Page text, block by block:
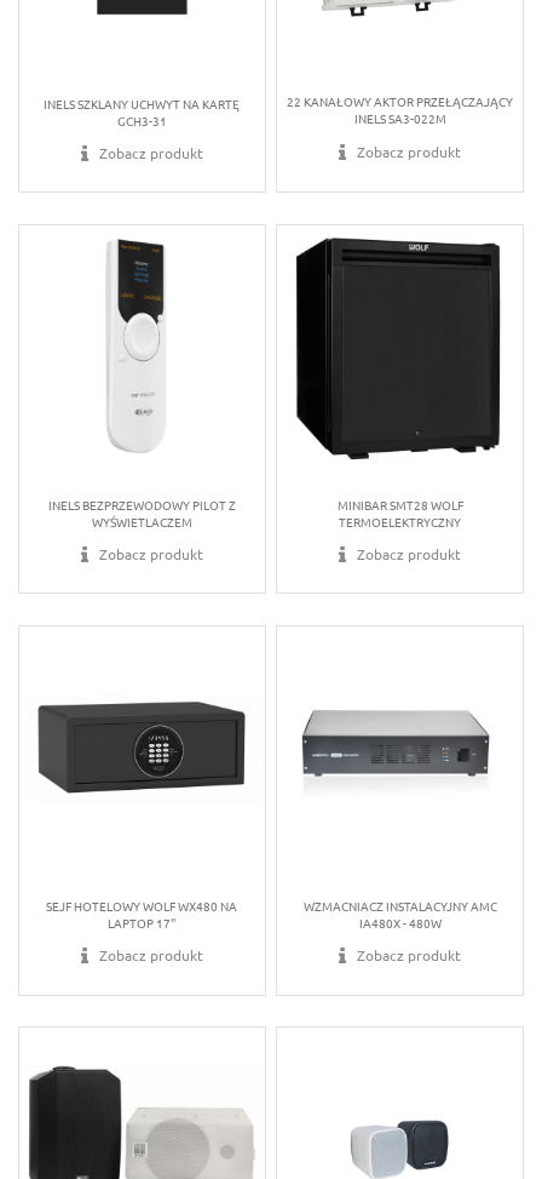
INELS SZKLANY UCHWYT NA KARTĘ
GCH3-31
Zobacz produkt
22 KANAŁOWY AKTOR PRZEŁĄCZAJĄCY
INELS SA3-022M
Zobacz produkt
INELS BEZPRZEWODOWY PILOT Z
WYŚWIETLACZEM
Zobacz produkt
MINIBAR SMT28 WOLF
TERMOELEKTRYCZNY
Zobacz produkt
SEJF HOTELOWY WOLF WX480 NA
LAPTOP 17''
Zobacz produkt
WZMACNIACZ INSTALACYJNY AMC
IA480X - 480W
Zobacz produkt